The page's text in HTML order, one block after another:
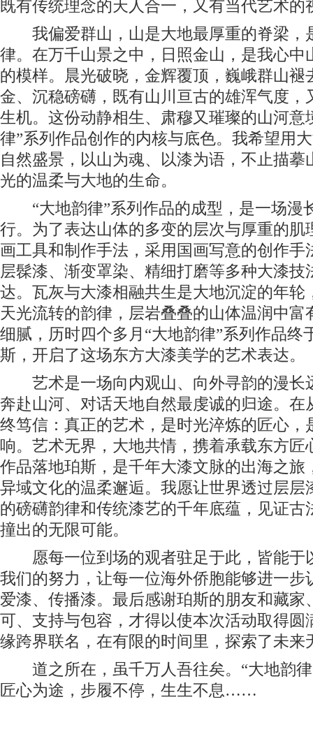
既有传统理念的天人合一，又有当代艺术的
我偏爱群山，山是大地最厚重的脊梁，
律。在万千山景之中，日照金山，是我心中
的模样。晨光破晓，金辉覆顶，巍峨群山褪
金、沉稳磅礴，既有山川亘古的雄浑气度，
生机。这份动静相生、肃穆又璀璨的山河意
律”系列作品创作的内核与底色。我希望用
自然盛景，以山为魂、以漆为语，不止描摹
光的温柔与大地的生命。
“大地韵律”系列作品的成型，是一场漫
行。为了表达山体的多变的层次与厚重的肌
画工具和制作手法，采用国画写意的创作手
层髹漆、渐变罩染、精细打磨等多种大漆技
达。瓦灰与大漆相融共生是大地沉淀的年轮
天光流转的韵律，层岩叠叠的山体温润中富
细腻，历时四个多月“大地韵律”系列作品终
斯，开启了这场东方大漆美学的艺术表达。
艺术是一场向内观山、向外寻韵的漫长
奔赴山河、对话天地自然最虔诚的归途。在
终笃信：真正的艺术，是时光淬炼的匠心，
响。艺术无界，大地共情，携着承载东方匠
作品落地珀斯，是千年大漆文脉的出海之旅
异域文化的温柔邂逅。我愿让世界透过层层
的磅礴韵律和传统漆艺的千年底蕴，见证古
撞出的无限可能。
愿每一位到场的观者驻足于此，皆能于
我们的努力，让每一位海外侨胞能够进一步
爱漆、传播漆。最后感谢珀斯的朋友和藏家
可、支持与包容，才得以使本次活动取得圆
缘跨界联名，在有限的时间里，探索了未来
道之所在，虽千万人吾往矣。“大地韵律
匠心为途，步履不停，生生不息……